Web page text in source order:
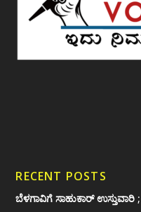
RECENT POSTS
ಬೆಳಗಾವಿಗೆ ಸಾಹುಕಾರ್